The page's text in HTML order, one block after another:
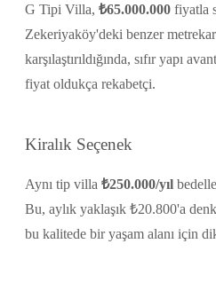
G Tipi Villa, ₺65.000.000 fiyatla
Zekeriyaköy'deki benzer
karşılaştırıldığında, sıfır yapı
fiyat oldukça rekabetçi.
Kiralık Seçenek
Aynı tip villa ₺250.000/yıl
Bu, aylık yaklaşık ₺20.800'a
bu kalitede bir yaşam alanı için